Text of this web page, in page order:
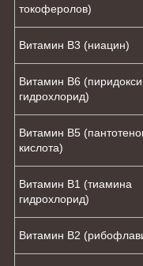
токоферолов)
Витамин B3
Витамин B6
гидрохлорид)
Витамин B5
кислота)
Витамин B1 (тиамина
гидрохлорид)
Витамин B2